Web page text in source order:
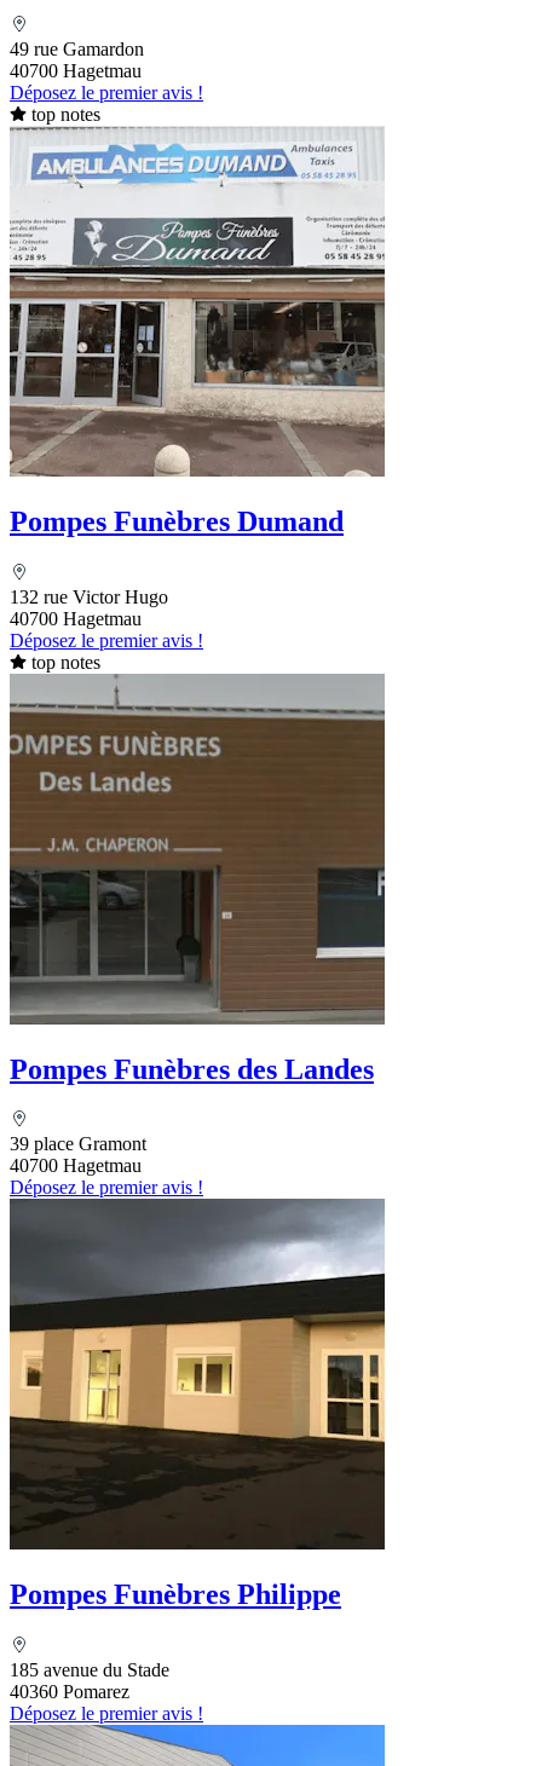
49 rue Gamardon
40700 Hagetmau
Déposez le premier avis !
top notes
Pompes Funèbres Dumand
132 rue Victor Hugo
40700 Hagetmau
Déposez le premier avis !
top notes
Pompes Funèbres des Landes
39 place Gramont
40700 Hagetmau
Déposez le premier avis !
Pompes Funèbres Philippe
185 avenue du Stade
40360 Pomarez
Déposez le premier avis !